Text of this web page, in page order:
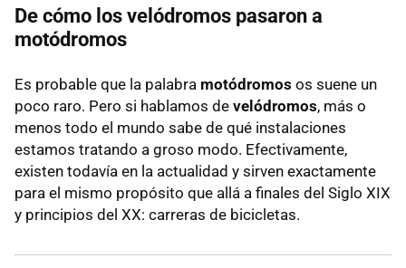
De cómo los velódromos pasaron a
motódromos
Es probable que la palabra motódromos os suene un
poco raro. Pero si hablamos de velódromos, más o
menos todo el mundo sabe de qué instalaciones
estamos tratando a groso modo. Efectivamente,
existen todavía en la actualidad y sirven exactamente
para el mismo propósito que allá a finales del Siglo XIX
y principios del XX: carreras de bicicletas.